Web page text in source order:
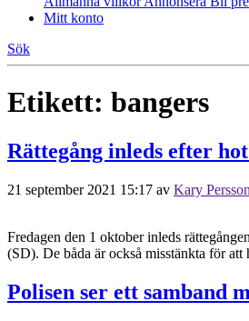
Mitt konto
Sök
Etikett: bangers
Rättegång inleds efter
21 september 2021 15:17 av Kary Persson
Fredagen den 1 oktober inleds
(SD). De båda är också misstänkta för
Polisen ser ett samband